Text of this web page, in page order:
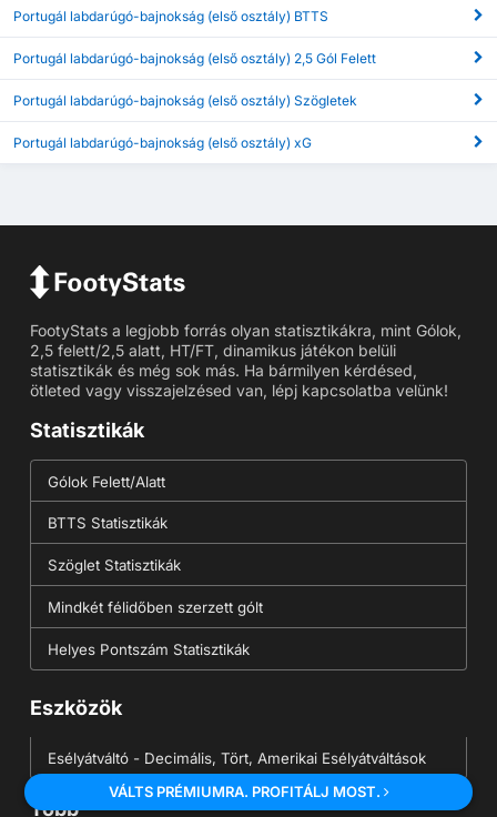
Portugál labdarúgó-bajnokság (első osztály) BTTS
Portugál labdarúgó-bajnokság (első osztály) 2,5 Gól Felett
Portugál labdarúgó-bajnokság (első osztály) Szögletek
Portugál labdarúgó-bajnokság (első osztály) xG
FootyStats a legjobb forrás olyan statisztikákra, mint Gólok,
2,5 felett/2,5 alatt, HT/FT, dinamikus játékon belüli
statisztikák és még sok más. Ha bármilyen kérdésed,
ötleted vagy visszajelzésed van, lépj kapcsolatba velünk!
Statisztikák
Gólok Felett/Alatt
BTTS Statisztikák
Szöglet Statisztikák
Mindkét félidőben szerzett gólt
Helyes Pontszám Statisztikák
Eszközök
Esélyátváltó - Decimális, Tört, Amerikai Esélyátváltások
Több
VÁLTS PRÉMIUMRA. PROFITÁLJ MOST.